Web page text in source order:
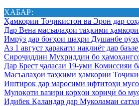
ХАБАР:
Ҳамкории Тоҷикистон ва Эрон дар
Дар Вена масъалаҳои таҳкими
Имрӯз дар боғҳои шаҳри Душанбе
Аз 1 август ҳаракати нақлиёт дар
Сироҷиддин Муҳриддин бо
Дар Брест ҷаласаи 19-уми Комиссияи
Масъалаҳои таҳкими ҳамкории
Иштирок дар маросими ифтитоҳи
Мулоқоти вазири корҳои хориҷӣ бо
Идибек Қаландар дар Муколамаи